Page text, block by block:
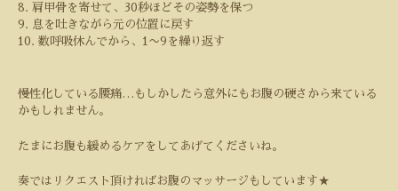
8. 肩甲骨を寄せて、 30秒ほどその姿勢を保つ
9. 息を吐きながら元の位置に戻す
10. 数呼吸休んでから、 1 〜9 を繰り返す
慢性化している腰痛… もしかしたら意外にもお腹の硬さから来ている
かもしれません。
たまにお腹も緩めるケアをしてあげてくださいね。
奏ではリクエスト頂ければお腹のマッサージもしています ★